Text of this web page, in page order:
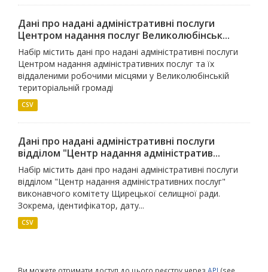
Дані про надані адміністративні послуги
Центром надання послуг Великолюбінськ...
Набір містить дані про надані адміністративні послуги
Центром надання адміністративних послуг та їх
віддаленими робочими місцями у Великолюбінській
територіальній громаді
CSV
Дані про надані адміністративні послуги
відділом "Центр надання адміністратив...
Набір містить дані про надані адміністративні послуги
відділом "Центр надання адміністративних послуг"
виконавчого комітету Щирецької селищної ради.
Зокрема, ідентифікатор, дату...
CSV
Ви можете отримати доступ до цього реєстру через API (see